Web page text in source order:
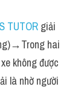
TUTOR giải
hai
không được
là nhờ người